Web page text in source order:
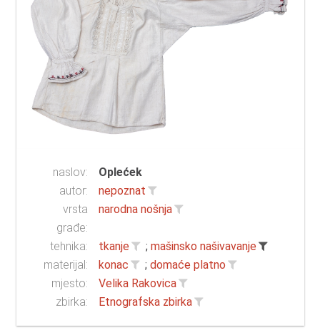
naslov:
Oplećek
autor:
nepoznat
vrsta
građe:
narodna nošnja
tehnika: tkanje ; mašinsko našivavanje
materijal:
konac ; domaće platno
mjesto:
Velika Rakovica
zbirka:
Etnografska zbirka